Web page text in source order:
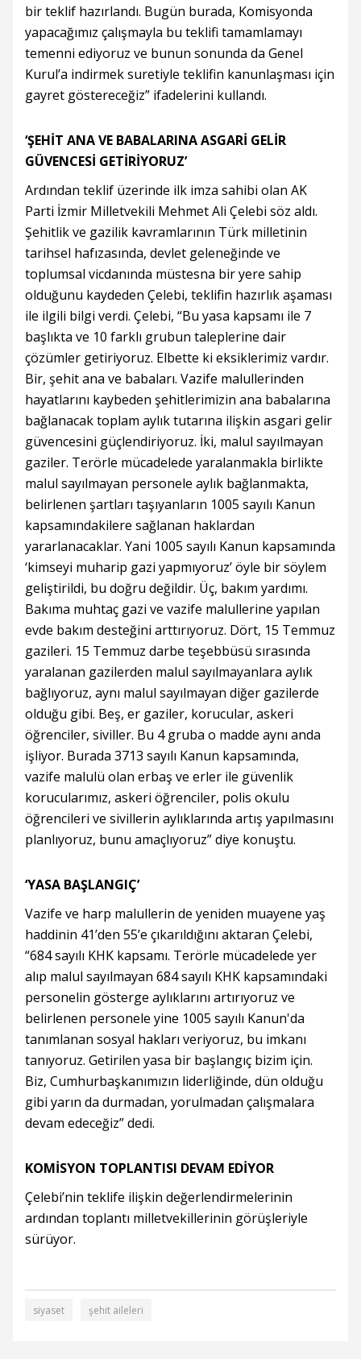
bir teklif hazırlandı. Bugün burada, Komisyonda
yapacağımız çalışmayla bu teklifi tamamlamayı
temenni ediyoruz ve bunun sonunda da Genel
Kurul’a indirmek suretiyle teklifin kanunlaşması için
gayret göstereceğiz” ifadelerini kullandı.
‘ŞEHİT ANA VE BABALARINA ASGARİ GELİR
GÜVENCESİ GETİRİYORUZ’
Ardından teklif üzerinde ilk imza sahibi olan AK
Parti İzmir Milletvekili Mehmet Ali Çelebi söz aldı.
Şehitlik ve gazilik kavramlarının Türk milletinin
tarihsel hafızasında, devlet geleneğinde ve
toplumsal vicdanında müstesna bir yere sahip
olduğunu kaydeden Çelebi, teklifin hazırlık aşaması
ile ilgili bilgi verdi. Çelebi, “Bu yasa kapsamı ile 7
başlıkta ve 10 farklı grubun taleplerine dair
çözümler getiriyoruz. Elbette ki eksiklerimiz vardır.
Bir, şehit ana ve babaları. Vazife malullerinden
hayatlarını kaybeden şehitlerimizin ana babalarına
bağlanacak toplam aylık tutarına ilişkin asgari gelir
güvencesini güçlendiriyoruz. İki, malul sayılmayan
gaziler. Terörle mücadelede yaralanmakla birlikte
malul sayılmayan personele aylık bağlanmakta,
belirlenen şartları taşıyanların 1005 sayılı Kanun
kapsamındakilere sağlanan haklardan
yararlanacaklar. Yani 1005 sayılı Kanun kapsamında
‘kimseyi muharip gazi yapmıyoruz’ öyle bir söylem
geliştirildi, bu doğru değildir. Üç, bakım yardımı.
Bakıma muhtaç gazi ve vazife malullerine yapılan
evde bakım desteğini arttırıyoruz. Dört, 15 Temmuz
gazileri. 15 Temmuz darbe teşebbüsü sırasında
yaralanan gazilerden malul sayılmayanlara aylık
bağlıyoruz, aynı malul sayılmayan diğer gazilerde
olduğu gibi. Beş, er gaziler, korucular, askeri
öğrenciler, siviller. Bu 4 gruba o madde aynı anda
işliyor. Burada 3713 sayılı Kanun kapsamında,
vazife malulü olan erbaş ve erler ile güvenlik
korucularımız, askeri öğrenciler, polis okulu
öğrencileri ve sivillerin aylıklarında artış yapılmasını
planlıyoruz, bunu amaçlıyoruz” diye konuştu.
‘YASA BAŞLANGIÇ’
Vazife ve harp malullerin de yeniden muayene yaş
haddinin 41’den 55’e çıkarıldığını aktaran Çelebi,
“684 sayılı KHK kapsamı. Terörle mücadelede yer
alıp malul sayılmayan 684 sayılı KHK kapsamındaki
personelin gösterge aylıklarını artırıyoruz ve
belirlenen personele yine 1005 sayılı Kanun'da
tanımlanan sosyal hakları veriyoruz, bu imkanı
tanıyoruz. Getirilen yasa bir başlangıç bizim için.
Biz, Cumhurbaşkanımızın liderliğinde, dün olduğu
gibi yarın da durmadan, yorulmadan çalışmalara
devam edeceğiz” dedi.
KOMİSYON TOPLANTISI DEVAM EDİYOR
Çelebi’nin teklife ilişkin değerlendirmelerinin
ardından toplantı milletvekillerinin görüşleriyle
sürüyor.
siyaset şehit aileleri